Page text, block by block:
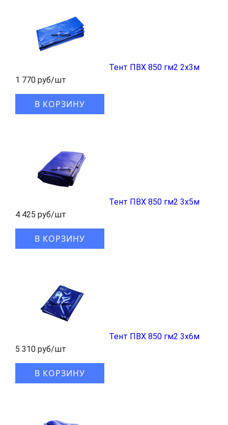
Тент ПВХ 850 гм2 2x3м
1 770 руб/шт
В КОРЗИНУ
Тент ПВХ 850 гм2 3x5м
4 425 руб/шт
В КОРЗИНУ
Тент ПВХ 850 гм2 3x6м
5 310 руб/шт
В КОРЗИНУ